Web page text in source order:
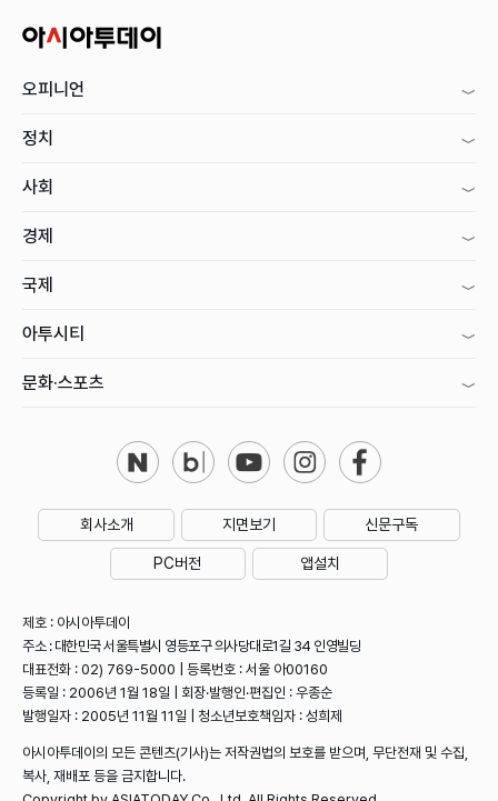
오피니언
정치
사회
경제
국제
아투시티
문화·스포츠
회사소개 지면보기 신문구독
PC버전 앱설치
제호 : 아시아투데이
주소 : 대한민국 서울특별시 영등포구 의사당대로1길 34 인영빌딩
대표전화 : 02) 769-5000 | 등록번호 : 서울 아00160
등록일 : 2006년 1월 18일 | 회장·발행인·편집인 : 우종순
발행일자 : 2005년 11월 11일 | 청소년보호책임자 : 성희제
아시아투데이의 모든 콘텐츠(기사)는 저작권법의 보호를 받으며, 무단전재 및 수집,
복사, 재배포 등을 금지합니다.